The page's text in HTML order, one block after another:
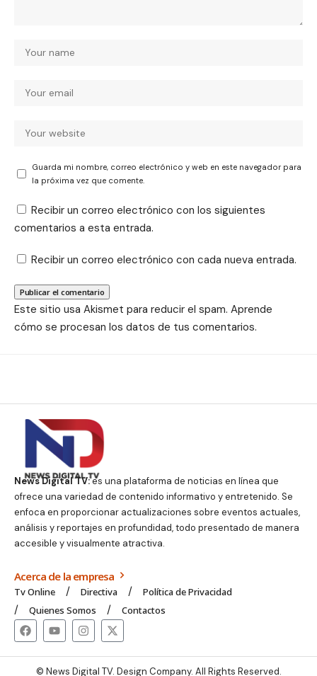
Guarda mi nombre, correo electrónico y web en este navegador para
la próxima vez que comente.
Recibir un correo electrónico con los siguientes
comentarios a esta entrada.
Recibir un correo electrónico con cada nueva entrada.
Este sitio usa Akismet para reducir el spam. Aprende
cómo se procesan los datos de tus comentarios.
News Digital TV:es una plataforma de noticias en línea que
ofrece una variedad de contenido informativo y entretenido. Se
enfoca en proporcionar actualizaciones sobre eventos actuales,
análisis y reportajes en profundidad, todo presentado de manera
accesible y visualmente atractiva.
Acerca de la empresa
Tv Online Directiva
Política de Privacidad
Quienes Somos
Contactos
© News Digital TV. Design Company. All Rights Reserved.